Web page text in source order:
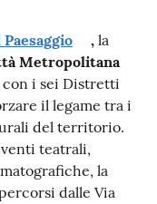
, la
Metropolitana
i sei Distretti
il legame tra i
del territorio.
teatrali,
la
dalle Via